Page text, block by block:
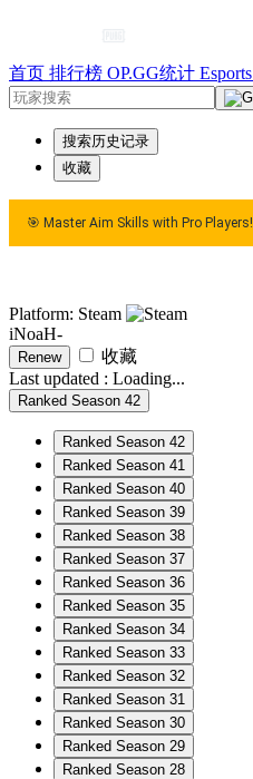
首页 排行榜 OP.GG统计 Esports
搜索历史记录
收藏
🎯 Master Aim Skills with Pro Players!
Platform: Steam
iNoaH-
Renew
收藏
Last updated : Loading...
Ranked Season 42
Ranked Season 42
Ranked Season 41
Ranked Season 40
Ranked Season 39
Ranked Season 38
Ranked Season 37
Ranked Season 36
Ranked Season 35
Ranked Season 34
Ranked Season 33
Ranked Season 32
Ranked Season 31
Ranked Season 30
Ranked Season 29
Ranked Season 28